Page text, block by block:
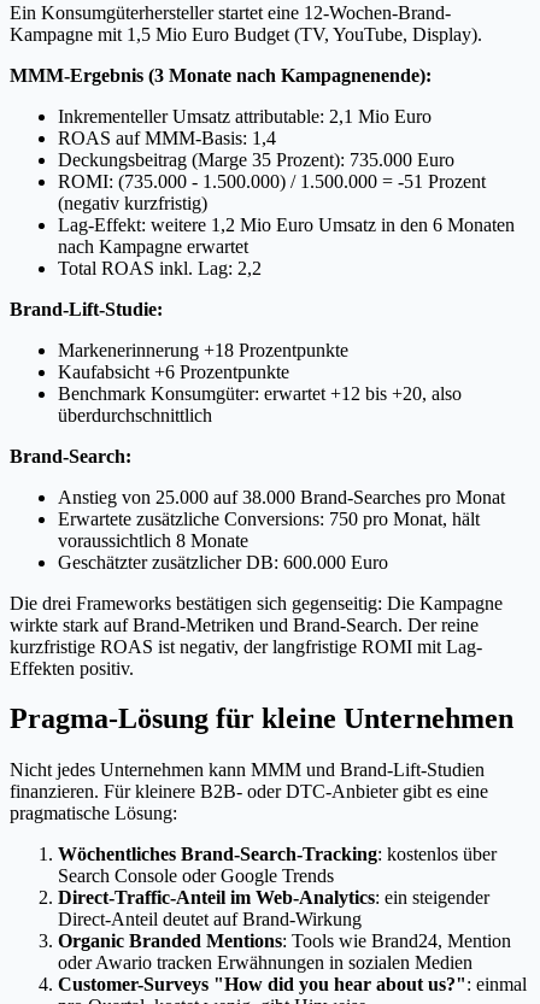
Ein Konsumgüterhersteller startet eine 12-Wochen-Brand-
Kampagne mit 1,5 Mio Euro Budget (TV, YouTube, Display).
MMM-Ergebnis (3 Monate nach Kampagnenende):
Inkrementeller Umsatz attributable: 2,1 Mio Euro
ROAS auf MMM-Basis: 1,4
Deckungsbeitrag (Marge 35 Prozent): 735.000 Euro
ROMI: (735.000 - 1.500.000) / 1.500.000 = -51 Prozent
(negativ kurzfristig)
Lag-Effekt: weitere 1,2 Mio Euro Umsatz in den 6 Monaten
nach Kampagne erwartet
Total ROAS inkl. Lag: 2,2
Brand-Lift-Studie:
Markenerinnerung +18 Prozentpunkte
Kaufabsicht +6 Prozentpunkte
Benchmark Konsumgüter: erwartet +12 bis +20, also
überdurchschnittlich
Brand-Search:
Anstieg von 25.000 auf 38.000 Brand-Searches pro Monat
Erwartete zusätzliche Conversions: 750 pro Monat, hält
voraussichtlich 8 Monate
Geschätzter zusätzlicher DB: 600.000 Euro
Die drei Frameworks bestätigen sich gegenseitig: Die Kampagne
wirkte stark auf Brand-Metriken und Brand-Search. Der reine
kurzfristige ROAS ist negativ, der langfristige ROMI mit Lag-
Effekten positiv.
Pragma-Lösung für kleine Unternehmen
Nicht jedes Unternehmen kann MMM und Brand-Lift-Studien
finanzieren. Für kleinere B2B- oder DTC-Anbieter gibt es eine
pragmatische Lösung:
Wöchentliches Brand-Search-Tracking: kostenlos über
Search Console oder Google Trends
Direct-Traffic-Anteil im Web-Analytics: ein steigender
Direct-Anteil deutet auf Brand-Wirkung
Organic Branded Mentions: Tools wie Brand24, Mention
oder Awario tracken Erwähnungen in sozialen Medien
Customer-Surveys "How did you hear about us?": einmal